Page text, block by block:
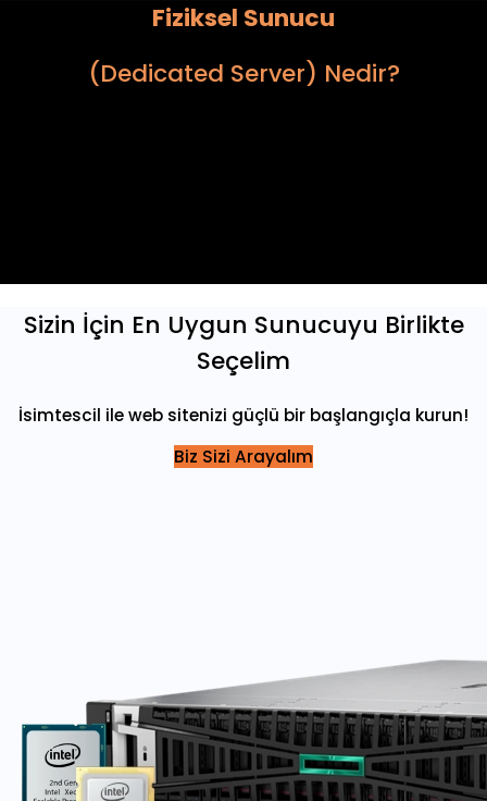
Fiziksel Sunucu
(Dedicated Server) Nedir?
Sizin İçin En Uygun Sunucuyu Birlikte
Seçelim
İsimtescil ile web sitenizi güçlü bir başlangıçla kurun!
Biz Sizi Arayalım